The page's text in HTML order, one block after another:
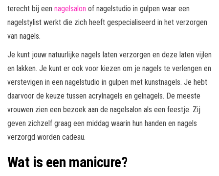
terecht bij een nagelsalon of nagelstudio in gulpen waar een
nagelstylist werkt die zich heeft gespecialiseerd in het verzorgen
van nagels.
Je kunt jouw natuurlijke nagels laten verzorgen en deze laten vijlen
en lakken. Je kunt er ook voor kiezen om je nagels te verlengen en
verstevigen in een nagelstudio in gulpen met kunstnagels. Je hebt
daarvoor de keuze tussen acrylnagels en gelnagels. De meeste
vrouwen zien een bezoek aan de nagelsalon als een feestje. Zij
geven zichzelf graag een middag waarin hun handen en nagels
verzorgd worden cadeau.
Wat is een manicure?